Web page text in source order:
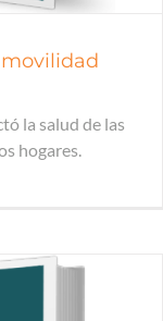
la salud de las
hogares.